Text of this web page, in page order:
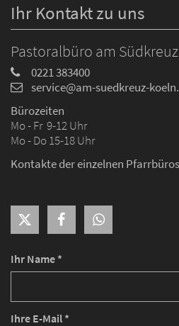
Ihr Name *
Ihre E-Mail *
Ihr Kontakt zu uns
Pastoralbüro am Südkreuz
0221 383400
service@am-suedkreuz-
Bürozeiten
Mo - Fr 9-12 Uhr
Mo - Do 15-18 Uhr
Kontakte der einzelnen Pfarrbüros